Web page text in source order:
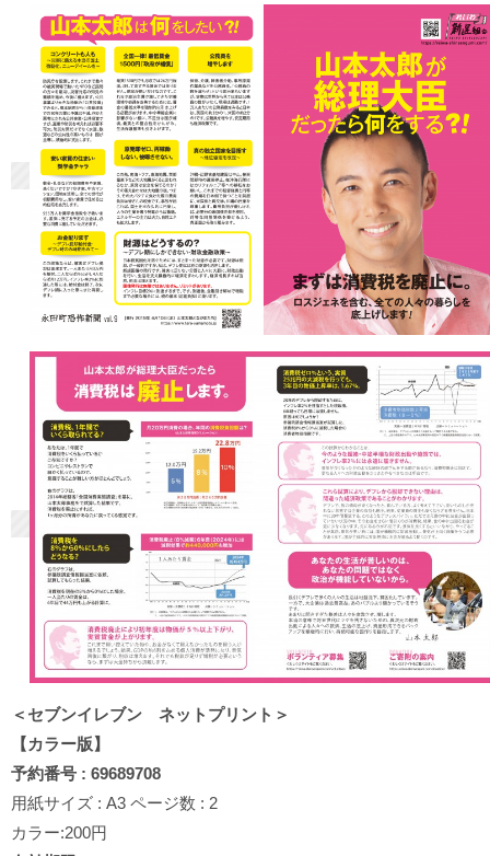
＜セブンイレブン ネットプリント＞
【カラー版】
予約番号 : 69689708
用紙サイズ : A3 ページ数 : 2
カラー:200円